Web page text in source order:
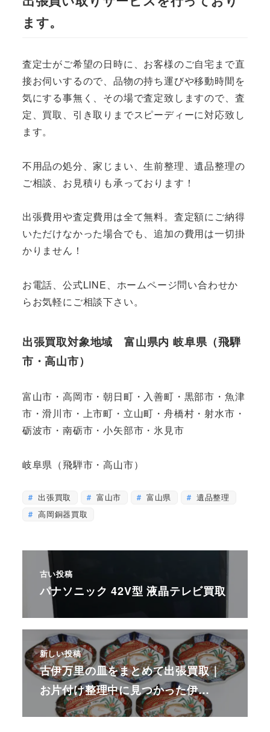
ます。
査定士がご希望の日時に、お客様のご自宅まで直
接お伺いするので、品物の持ち運びや移動時間を
気にする事無く、その場で査定致しますので、査
定、買取、引き取りまでスピーディーに対応致し
ます。
不用品の処分、家じまい、生前整理、遺品整理の
ご相談、お見積りも承っております！
出張費用や査定費用は全て無料。査定額にご納得
いただけなかった場合でも、追加の費用は一切掛
かりません！
お電話、公式LINE、ホームページ問い合わせか
らお気軽にご相談下さい。
出張買取対象地域 富山県内 岐阜県（飛騨
市・高山市）
富山市・高岡市・朝日町・入善町・黒部市・魚津
市・滑川市・上市町・立山町・舟橋村・射水市・
砺波市・南砺市・小矢部市・氷見市
岐阜県（飛騨市・高山市）
出張買取 富山市 富山県
遺品整理
高岡銅器買取
古い投稿
パナソニック 42V型 液晶テレビ買取
新しい投稿
古伊万里の皿をまとめて出張買取｜
お片付け整理中に見つかった伊…